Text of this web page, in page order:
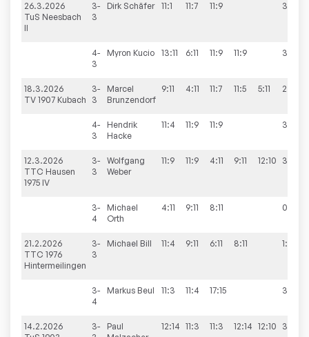
26.3.2026
TuS Neesbach
II
3-
3
Dirk Schäfer 11:1 11:7 11:9 3:0
4-
3
Myron Kucio 13:11 6:11 11:9 11:9 3:1
18.3.2026
TV 1907 Kubach
3-
3
Marcel
Brunzendorf
9:11 4:11 11:7 11:5 5:11 2:3
4-
3
Hendrik
Hacke
11:4 11:9 11:9 3:0
12.3.2026
TTC Hausen
1975 IV
3-
3
Wolfgang
Weber
11:9 11:9 4:11 9:11 12:10 3:2
3-
4
Michael
Orth
4:11 9:11 8:11 0:3
21.2.2026
TTC 1976
Hintermeilingen
3-
3
Michael Bill 11:4 9:11 6:11 8:11 1:3
3-
4
Markus Beul 11:3 11:4 17:15 3:0
14.2.2026
3-
Paul
12:14 11:3 11:3 12:14 12:10 3:2